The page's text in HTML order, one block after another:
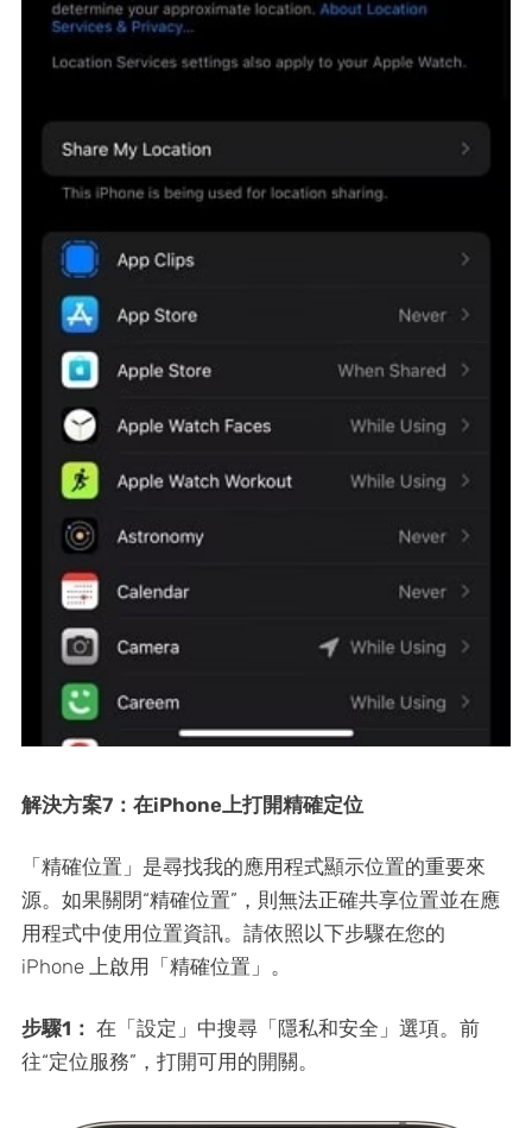
解決方案7：在iPhone上打開精確定位
「精確位置」是尋找我的應用程式顯示位置的重要來
源。如果關閉“精確位置”，則無法正確共享位置並在應
用程式中使用位置資訊。請依照以下步驟在您的
iPhone 上啟用「精確位置」。
步驟1： 在「設定」中搜尋「隱私和安全」選項。前
往“定位服務”，打開可用的開關。